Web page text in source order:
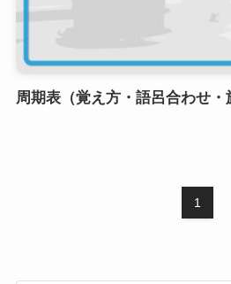
周期表（覚え方・語呂合わせ・
1